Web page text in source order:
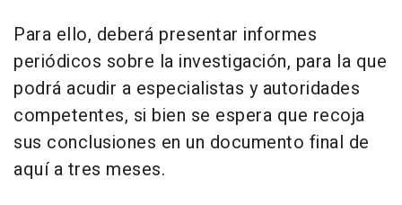
Para ello, deberá presentar informes
periódicos sobre la investigación, para la que
podrá acudir a especialistas y autoridades
competentes, si bien se espera que recoja
sus conclusiones en un documento final de
aquí a tres meses.